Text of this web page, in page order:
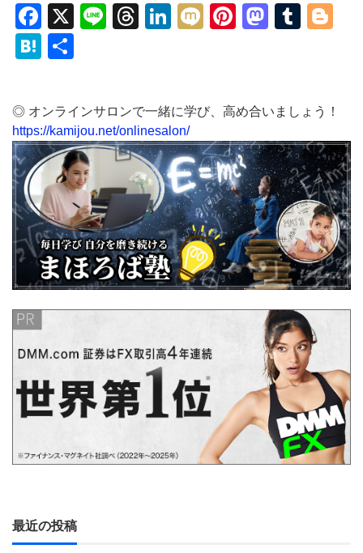
Facebook
X LineThreads
LinkedIn
MixiPinterest
Hatena
◎ オンラインサロンで一緒に学び、高め合いましょう！
https://kamijou.net/onlinesalon/
最近の投稿